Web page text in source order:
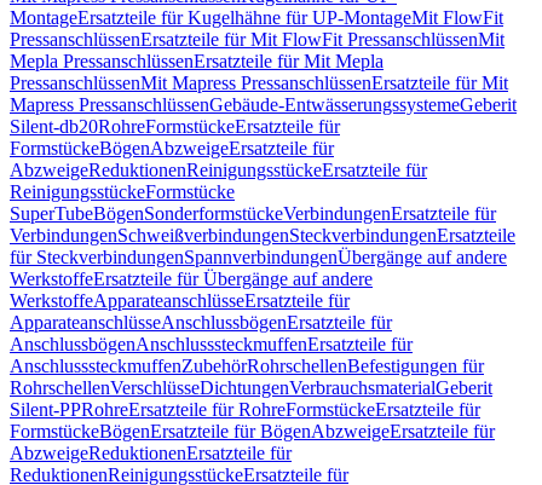
MontageErsatzteile für Kugelhähne für UP-MontageMit FlowFit
PressanschlüssenErsatzteile für Mit FlowFit PressanschlüssenMit
Mepla PressanschlüssenErsatzteile für Mit Mepla
PressanschlüssenMit Mapress PressanschlüssenErsatzteile für Mit
Mapress PressanschlüssenGebäude-EntwässerungssystemeGeberit
Silent-db20RohreFormstückeErsatzteile für
FormstückeBögenAbzweigeErsatzteile für
AbzweigeReduktionenReinigungsstückeErsatzteile für
ReinigungsstückeFormstücke
SuperTubeBögenSonderformstückeVerbindungenErsatzteile für
VerbindungenSchweißverbindungenSteckverbindungenErsatzteile
für SteckverbindungenSpannverbindungenÜbergänge auf andere
WerkstoffeErsatzteile für Übergänge auf andere
WerkstoffeApparateanschlüsseErsatzteile für
ApparateanschlüsseAnschlussbögenErsatzteile für
AnschlussbögenAnschlusssteckmuffenErsatzteile für
AnschlusssteckmuffenZubehörRohrschellenBefestigungen für
RohrschellenVerschlüsseDichtungenVerbrauchsmaterialGeberit
Silent-PPRohreErsatzteile für RohreFormstückeErsatzteile für
FormstückeBögenErsatzteile für BögenAbzweigeErsatzteile für
AbzweigeReduktionenErsatzteile für
ReduktionenReinigungsstückeErsatzteile für